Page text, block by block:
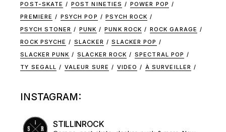
POST-SKATE
POST NINETIES
POWER POP
PREMIERE
PSYCH POP
PSYCH ROCK
PSYCH STONER
PUNK PUNK ROCK
ROCK GARAGE
ROCK PSYCHE
SLACKER
SLACKER POP
SLACKER PUNK
SLACKER ROCK
SPECTRAL POP
TY SEGALL
VALEUR SURE VIDEO À SURVEILLER
INSTAGRAM:
STILLINROCK